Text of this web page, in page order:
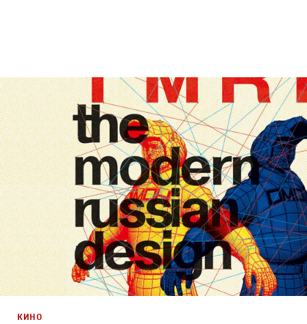
Дизайн,Кино
Графический дизайн,Документальное
КИНО